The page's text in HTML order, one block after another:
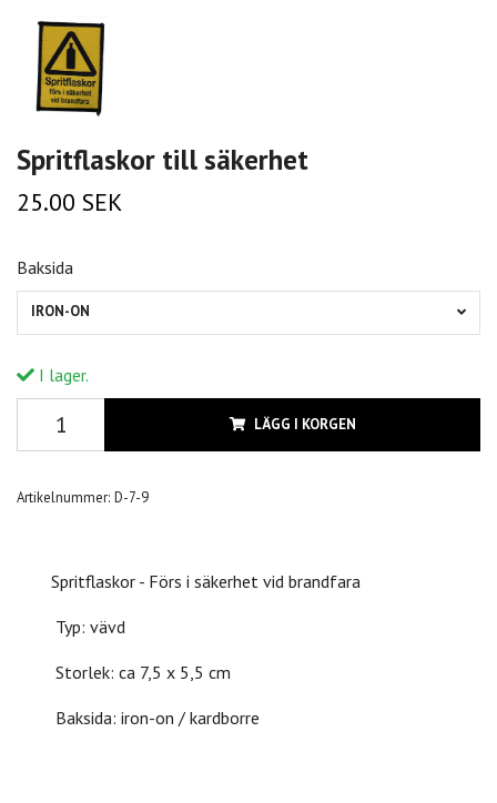
Spritflaskor till säkerhet
25.00 SEK
Baksida
IRON-ON
I lager.
LÄGG I KORGEN
Artikelnummer: D-7-9
Spritflaskor - Förs i säkerhet vid brandfara
Typ: vävd
Storlek: ca 7,5 x 5,5 cm
Baksida: iron-on / kardborre